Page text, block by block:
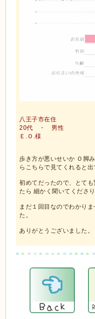
八王子市在住
20代 ・ 男性
Ｅ.Ｏ.様
歩き方が悪いせいか Ｏ脚
らこちらで見てくれると
初めてだったので、とて
たら 細かく聞いてくださ
まだ１回目なのでわかり
た。
ありがとうございました。